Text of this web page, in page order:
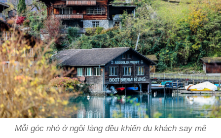
Mỗi góc nhỏ ở ngôi làng đều khiến du khách say mê